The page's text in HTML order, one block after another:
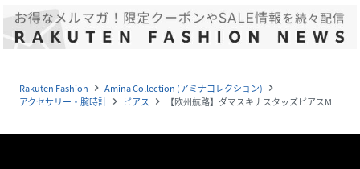
Rakuten Fashion navigate_next Amina Collection (アミナコレクション) navigate_next
アクセサリー・腕時計 navigate_next ピアス navigate_next 【欧州航路】ダマスキナスタッズピアスM